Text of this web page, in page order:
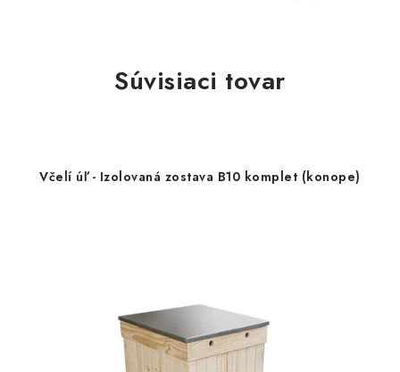
Súvisiaci tovar
Včelí úľ - Izolovaná zostava B10 komplet (konope)